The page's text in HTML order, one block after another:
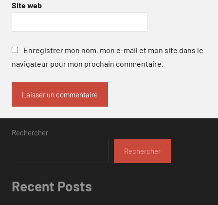
Site web
Enregistrer mon nom, mon e-mail et mon site dans le
navigateur pour mon prochain commentaire.
Rechercher
Rechercher
Recent Posts